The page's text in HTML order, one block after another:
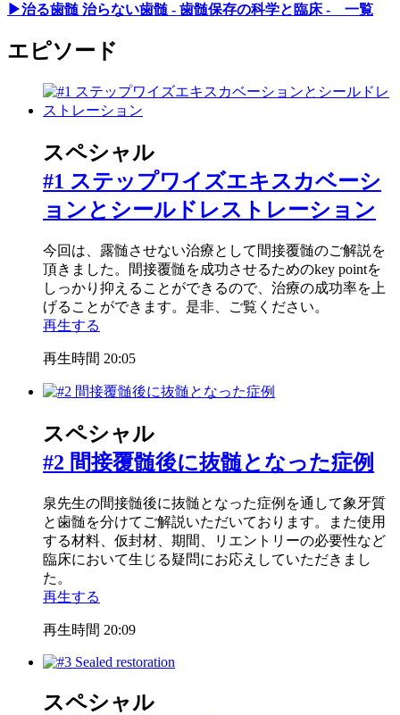
▶治る歯髄 治らない歯髄 - 歯髄保存の科学と臨床 - 一覧
エピソード
スペシャル
#1 ステップワイズエキスカベーシ
ョンとシールドレストレーション
今回は、露髄させない治療として間接覆髄のご解説を
頂きました。間接覆髄を成功させるためのkey pointを
しっかり抑えることができるので、治療の成功率を上
げることができます。是非、ご覧ください。
再生する
再生時間 20:05
スペシャル
#2 間接覆髄後に抜髄となった症例
泉先生の間接髄後に抜髄となった症例を通して象牙質
と歯髄を分けてご解説いただいております。また使用
する材料、仮封材、期間、リエントリーの必要性など
臨床において生じる疑問にお応えしていただきまし
た。
再生する
再生時間 20:09
スペシャル